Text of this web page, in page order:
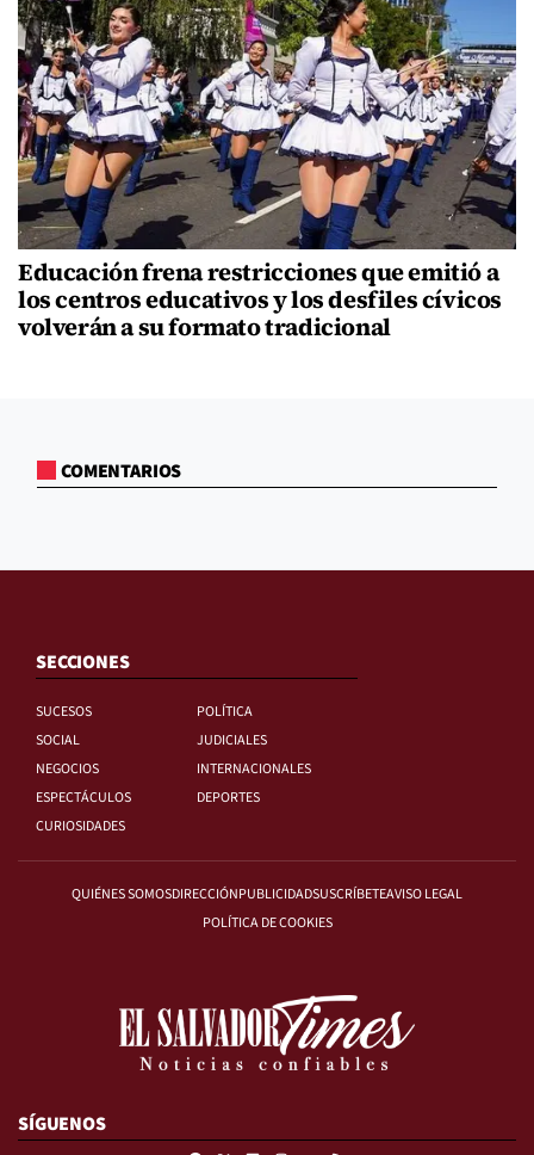
Educación frena restricciones que emitió a
los centros educativos y los desfiles cívicos
volverán a su formato tradicional
COMENTARIOS
SECCIONES
SUCESOS
POLÍTICA
SOCIAL
JUDICIALES
NEGOCIOS
INTERNACIONALES
ESPECTÁCULOS
DEPORTES
CURIOSIDADES
QUIÉNES SOMOSDIRECCIÓNPUBLICIDADSUSCRÍBETEAVISO LEGAL
POLÍTICA DE COOKIES
SÍGUENOS